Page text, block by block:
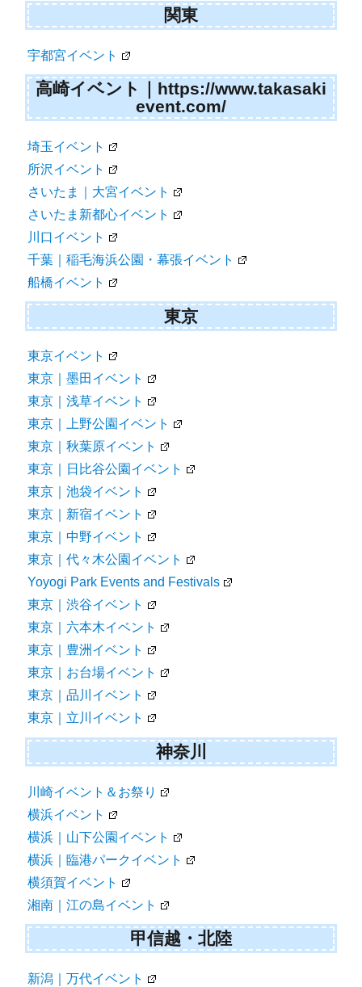
関東
宇都宮イベント
高崎イベント｜https://www.takasaki
event.com/
埼玉イベント
所沢イベント
さいたま｜大宮イベント
さいたま新都心イベント
川口イベント
千葉｜稲毛海浜公園・幕張イベント
船橋イベント
東京
東京イベント
東京｜墨田イベント
東京｜浅草イベント
東京｜上野公園イベント
東京｜秋葉原イベント
東京｜日比谷公園イベント
東京｜池袋イベント
東京｜新宿イベント
東京｜中野イベント
東京｜代々木公園イベント
Yoyogi Park Events and Festivals
東京｜渋谷イベント
東京｜六本木イベント
東京｜豊洲イベント
東京｜お台場イベント
東京｜品川イベント
東京｜立川イベント
神奈川
川崎イベント＆お祭り
横浜イベント
横浜｜山下公園イベント
横浜｜臨港パークイベント
横須賀イベント
湘南｜江の島イベント
甲信越・北陸
新潟｜万代イベント